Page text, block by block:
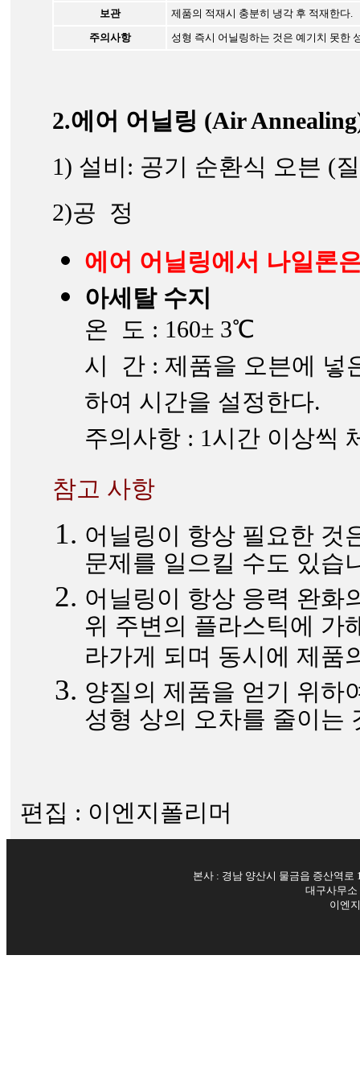
보관
제품의 적재시 충분히 냉각 후 적재한다.
주의사항
성형 즉시 어닐링하는 것은 예기치 못한
2.에어 어닐링 (Air
1) 설비: 공기 순환식 오븐 (
2)공 정
에어 어닐링에서 나일론
아세탈 수지
온 도 : 160± 3℃
시 간 : 제품을 오븐에 넣
하여 시간을 설정한다.
주의사항 : 1시간 이상씩
참고 사항
어닐링이 항상 필요한 것
문제를 일으킬 수도 있습
어닐링이 항상 응력 완화
위 주변의 플라스틱에 가
라가게 되며 동시에 제품
양질의 제품을 얻기 위하
성형 상의 오차를 줄이는
편집 : 이엔지폴리머
본사 : 경남 양산시 물금읍 증산역
대구사무소
이엔